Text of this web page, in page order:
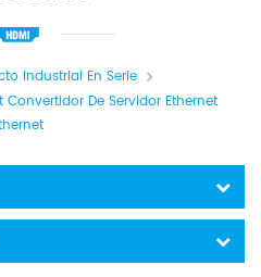
Industrial En Serie
Convertidor De Servidor Ethernet